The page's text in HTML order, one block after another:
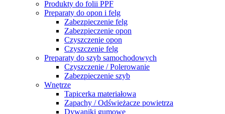
Produkty do folii PPF
Preparaty do opon i felg
Zabezpieczenie felg
Zabezpieczenie opon
Czyszczenie opon
Czyszczenie felg
Preparaty do szyb samochodowych
Czyszczenie / Polerowanie
Zabezpieczenie szyb
Wnętrze
Tapicerka materiałowa
Zapachy / Odświeżacze powietrza
Dywaniki gumowe